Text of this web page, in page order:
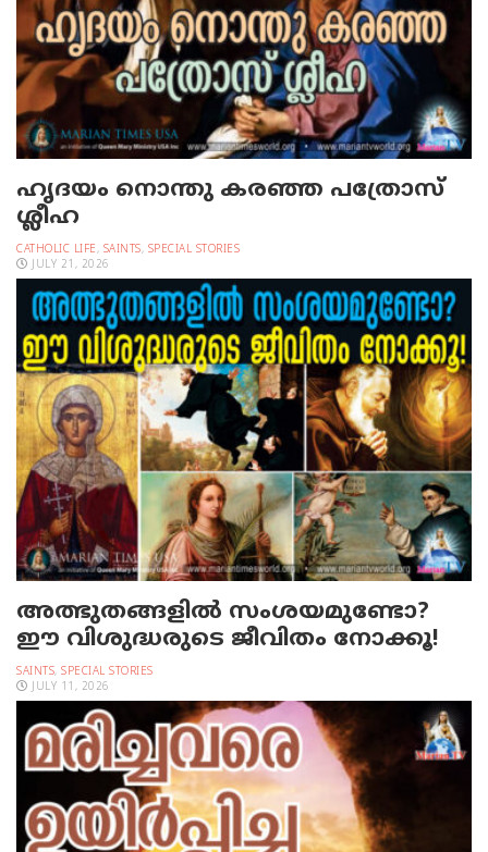
ഹൃദയം നൊന്തു കരഞ്ഞ പത്രോസ്
ശ്ലീഹ
CATHOLIC LIFE, SAINTS, SPECIAL STORIES
JULY 21, 2026
അത്ഭുതങ്ങളിൽ സംശയമുണ്ടോ?
ഈ വിശുദ്ധരുടെ ജീവിതം നോക്കൂ!
SAINTS, SPECIAL STORIES
JULY 11, 2026